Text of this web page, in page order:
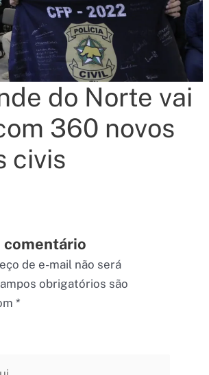
do Norte vai
360 novos
civis
comentário
de e-mail não será
obrigatórios são
*